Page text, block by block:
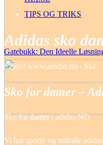
Gatebukk: Den Ideelle
TIPS OG TRIKS
Adidas sko
https:// www.adidas.no › Sko
Sko for damer –
Sko for damer | adidas NO
Vi har sporty og stilfulle